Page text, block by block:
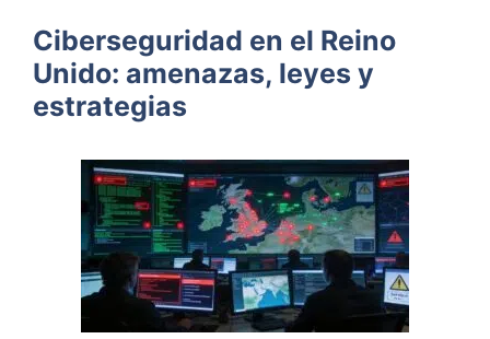
Ciberseguridad en el Reino
Unido: amenazas, leyes y
estrategias